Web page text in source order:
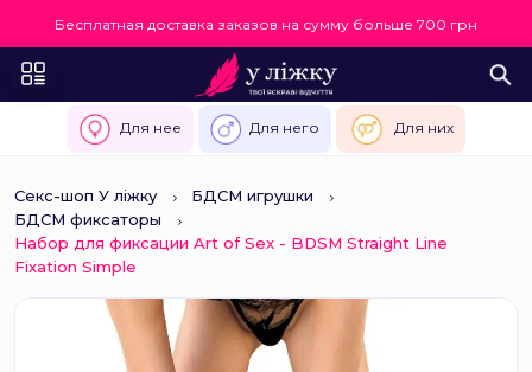
Бесплатная доставка заказов на сумму больше 700 грн
Для нее Для него Для них
Секс-шоп У ліжку
БДСМ игрушки
БДСМ фиксаторы
Набор для фиксации Art of Sex - BDSM Straight Line
Fixation Simple